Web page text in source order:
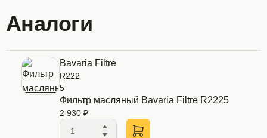
Аналоги
Bavaria Filtre
R222
5
Фильтр масляный Bavaria Filtre R2225
2 930 ₽